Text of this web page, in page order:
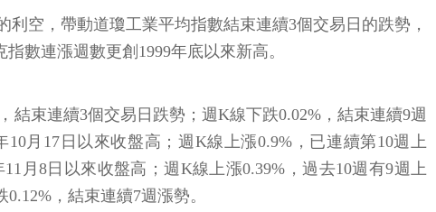
空，帶動道瓊工業平均指數結束連續3個交易日的跌勢，
數連漲週數更創1999年底以來新高。
結束連續3個交易日跌勢；週K線下跌0.02%，結束連續9週
10月17日以來收盤高；週K線上漲0.9%，已連續第10週上
月8日以來收盤高；週K線上漲0.39%，過去10週有9週上
，結束連續7週漲勢。